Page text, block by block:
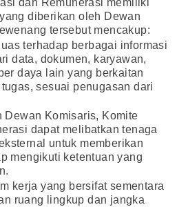
dan Remunerasi memiliki
diberikan oleh Dewan
tersebut mencakup:
terhadap berbagai informasi
data, dokumen, karyawan,
daya lain yang berkaitan
sesuai penugasan dari
Dewan Komisaris, Komite
dapat melibatkan tenaga
untuk memberikan
mengikuti ketentuan yang
kerja yang bersifat sementara
ruang lingkup dan jangka